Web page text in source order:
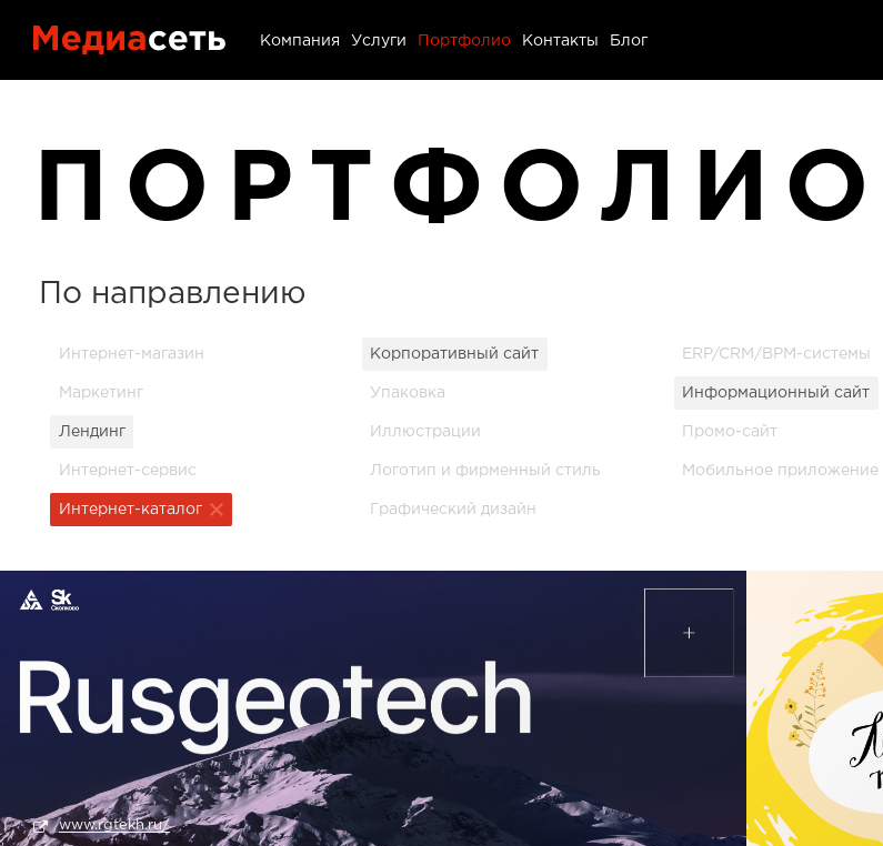
Блог
Компания Услуги Портфолио Контакты Блог
ПОРТФОЛИО
По направлению
Интернет-магазин Корпоративный сайт ERP/CRM/BPM-системы
Маркетинг Упаковка Информационный сайт
Лендинг Иллюстрации Промо-сайт
Интернет-сервис Логотип и фирменный стиль Мобильное приложение
Интернет-каталог Графический дизайн
www.rgtekh.ru/